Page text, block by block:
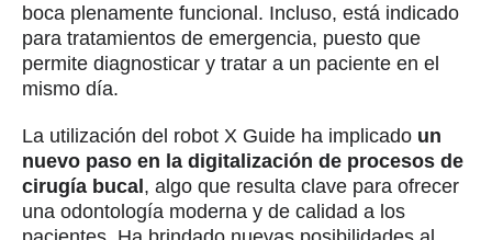
boca plenamente funcional. Incluso, está indicado
para tratamientos de emergencia, puesto que
permite diagnosticar y tratar a un paciente en el
mismo día.
La utilización del robot X Guide ha implicado un
nuevo paso en la digitalización de procesos de
cirugía bucal, algo que resulta clave para ofrecer
una odontología moderna y de calidad a los